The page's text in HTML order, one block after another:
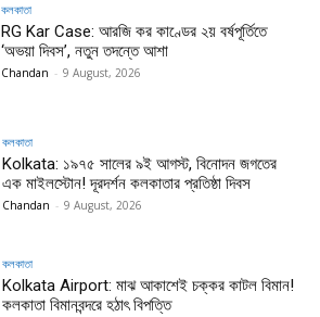
কলকাতা
RG Kar Case: আরজি কর কাণ্ডের ২য় বর্ষপূর্তিতে
‘অভয়া দিবস’, নতুন তদন্তে আশা
Chandan - 9 August, 2026
কলকাতা
Kolkata: ১৯৭৫ সালের ৯ই আগস্ট, বিনোদন জগতের
এক মাইলস্টোন! দূরদর্শন কলকাতার প্রতিষ্ঠা দিবস
Chandan - 9 August, 2026
কলকাতা
Kolkata Airport: মাঝ আকাশেই চক্কর কাটল বিমান!
কলকাতা বিমানবন্দরে হঠাৎ বিপত্তি